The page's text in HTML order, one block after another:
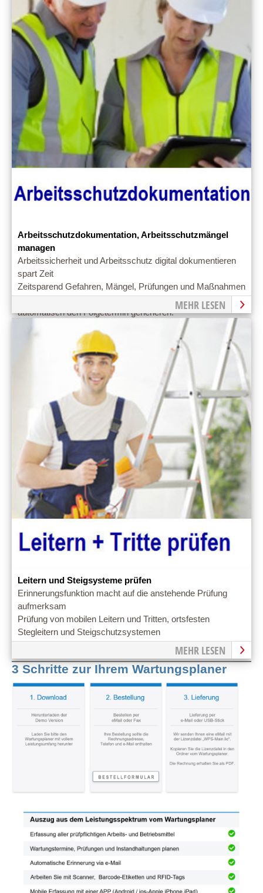
Arbeitsschutzdokumentation, Arbeitsschutzmängel
managen
Arbeitssicherheit und Arbeitsschutz digital dokumentieren
spart Zeit
Zeitsparend Gefahren, Mängel, Prüfungen und Maßnahmen
mit der Wartungsplaner Software dokumentieren und
automatisch den Folgetermin generieren.
MEHR LESEN
Leitern und Steigsysteme prüfen
Erinnerungsfunktion macht auf die anstehende Prüfung
aufmerksam
Prüfung von mobilen Leitern und Tritten, ortsfesten
Stegleitern und Steigschutzsystemen
MEHR LESEN
3 Schritte zur Ihrem Wartungsplaner